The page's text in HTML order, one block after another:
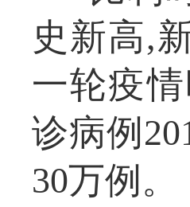
史新高,
一轮疫
诊病例
30万例。